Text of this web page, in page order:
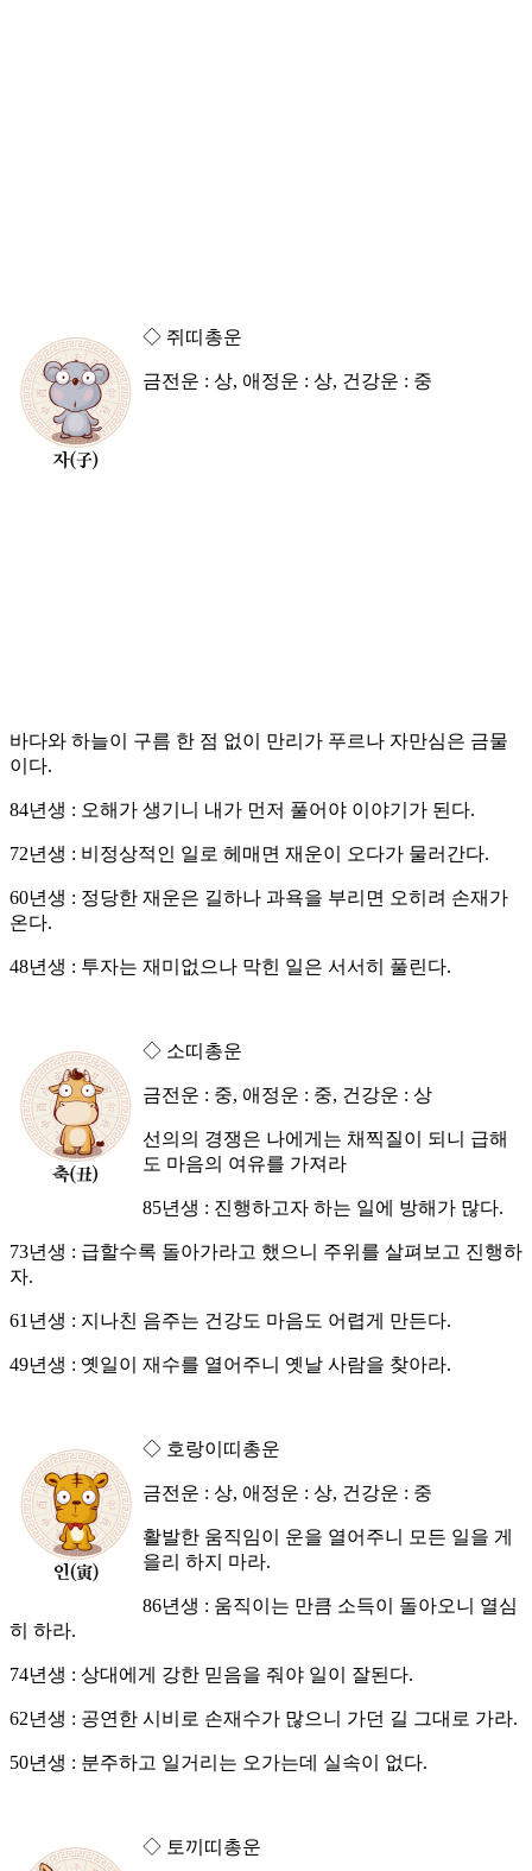
◇ 쥐띠총운
금전운 : 상, 애정운 : 상, 건강운 : 중
바다와 하늘이 구름 한 점 없이 만리가 푸르나 자만심은 금물
이다.
84년생 : 오해가 생기니 내가 먼저 풀어야 이야기가 된다.
72년생 : 비정상적인 일로 헤매면 재운이 오다가 물러간다.
60년생 : 정당한 재운은 길하나 과욕을 부리면 오히려 손재가
온다.
48년생 : 투자는 재미없으나 막힌 일은 서서히 풀린다.
◇ 소띠총운
금전운 : 중, 애정운 : 중, 건강운 : 상
선의의 경쟁은 나에게는 채찍질이 되니 급해
도 마음의 여유를 가져라
85년생 : 진행하고자 하는 일에 방해가 많다.
73년생 : 급할수록 돌아가라고 했으니 주위를 살펴보고 진행하
자.
61년생 : 지나친 음주는 건강도 마음도 어렵게 만든다.
49년생 : 옛일이 재수를 열어주니 옛날 사람을 찾아라.
◇ 호랑이띠총운
금전운 : 상, 애정운 : 상, 건강운 : 중
활발한 움직임이 운을 열어주니 모든 일을 게
을리 하지 마라.
86년생 : 움직이는 만큼 소득이 돌아오니 열심
히 하라.
74년생 : 상대에게 강한 믿음을 줘야 일이 잘된다.
62년생 : 공연한 시비로 손재수가 많으니 가던 길 그대로 가라.
50년생 : 분주하고 일거리는 오가는데 실속이 없다.
◇ 토끼띠총운